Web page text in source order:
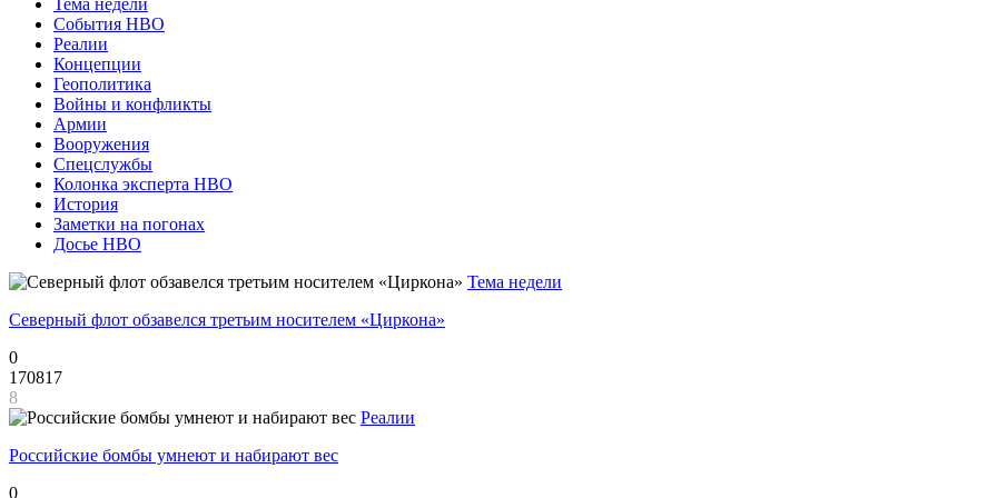
Тема недели
События НВО
Реалии
Концепции
Геополитика
Войны и конфликты
Армии
Вооружения
Спецслужбы
Колонка эксперта НВО
История
Заметки на погонах
Досье НВО
Тема недели
Северный флот обзавелся третьим носителем «Циркона»
0
170817
8
Реалии
Российские бомбы умнеют и набирают вес
0